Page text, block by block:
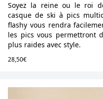
Soyez la reine ou le roi
casque de ski à pics
flashy vous rendra
les pics vous permettront
plus raides avec style.
28,50€